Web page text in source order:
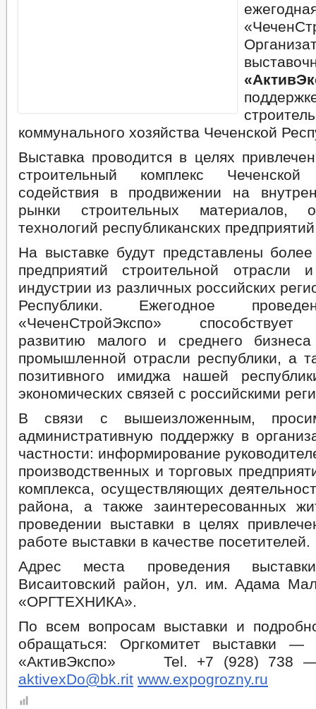
коммунального хозяйства Чеченской
Выставка проводится в целях
строительный комплекс
содействия в продвижении на
рынки строительных материалов,
технологий республиканских
На выставке будут представлены
предприятий строительной отрасли
индустрии из различных российских
Республики. Ежегодное
«ЧеченСтройЭкспо»
развитию малого и среднего
промышленной отрасли республики, а
позитивного имиджа нашей
экономических связей с российскими
В связи с вышеизложенным,
административную поддержку в
частности: информирование
производственных и торговых
комплекса, осуществляющих
района, а также заинтересованных
проведении выставки в целях
работе выставки в качестве посетителей.
Адрес места проведения
Висаитовский район, ул. им. Адама
«ОРГТЕХНИКА».
По всем вопросам выставки и
обращаться: Оргкомитет
«АктивЭкспо» Tel. +7 (928) 738 —
aktivexDo@bk.rit www.expogrozny.ru